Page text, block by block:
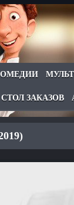
СТОЛ ЗАКАЗОВ